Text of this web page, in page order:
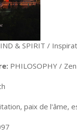
& SPIRIT /
PHILOSOPHY / Zen
paix de l'âme,